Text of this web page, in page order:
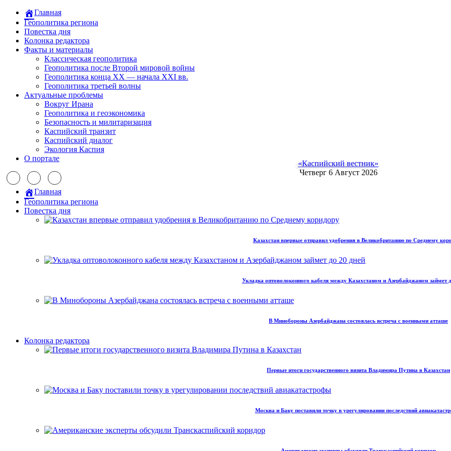
Главная
Геополитика региона
Повестка дня
Колонка редактора
Факты и материалы
Классическая геополитика
Геополитика после Второй мировой войны
Геополитика конца XX — начала XXI вв.
Геополитика третьей волны
Актуальные проблемы
Вокруг Ирана
Геополитика и геоэкономика
Безопасность и милитаризация
Каспийский транзит
Каспийский диалог
Экология Каспия
О портале
«Каспийский вестник»
Четверг 6 Август 2026
Главная
Геополитика региона
Повестка дня
Казахстан впервые отправил удобрения в Великобританию по Среднему
Укладка оптоволоконного кабеля между Казахстаном и Азербайджаном займет
В Минобороны Азербайджана состоялась встреча с военными атташе
Колонка редактора
Первые итоги государственного визита Владимира Путина в Казахстан
Москва и Баку поставили точку в урегулировании последствий